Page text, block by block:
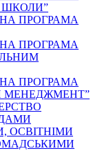
ШКОЛИ”
ПРОГРАМА
ПРОГРАМА
ПРОГРАМА
МЕНЕДЖМЕНТ”
ОСВІТНІМИ